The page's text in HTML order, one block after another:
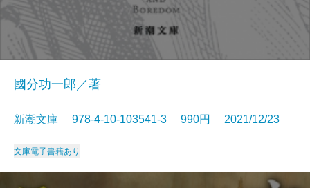
國分功一郎／著
新潮文庫 978-4-10-103541-3 990円 2021/12/23
文庫電子書籍あり